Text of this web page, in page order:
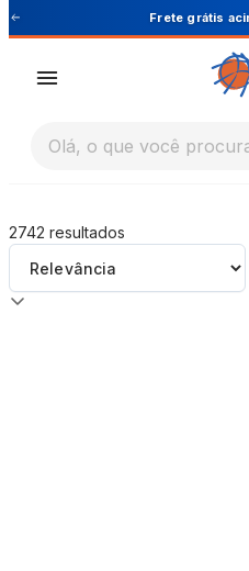
A Esportiva Frete grátis
Olá, o que você
2742 resultados